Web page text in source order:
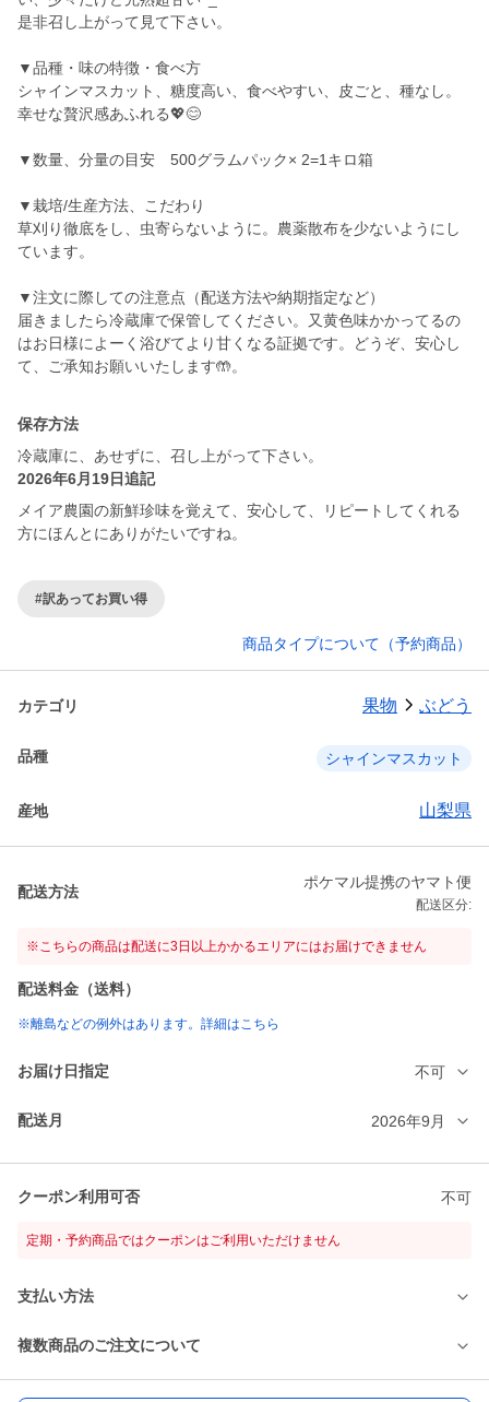
是非召し上がって見て下さい。
▼品種・味の特徴・食べ方
シャインマスカット、糖度高い、食べやすい、皮ごと、種なし。
幸せな贅沢感あふれる💖😊
▼数量、分量の目安 500グラムパック× 2=1キロ箱
▼栽培/生産方法、こだわり
草刈り徹底をし、虫寄らないように。農薬散布を少ないようにし
ています。
▼注文に際しての注意点（配送方法や納期指定など）
届きましたら冷蔵庫で保管してください。又黄色味かかってるの
はお日様によーく浴びてより甘くなる証拠です。どうぞ、安心し
て、ご承知お願いいたします🤲。
保存方法
冷蔵庫に、あせずに、召し上がって下さい。
2026年6月19日追記
メイア農園の新鮮珍味を覚えて、安心して、リピートしてくれる
方にほんとにありがたいですね。
#訳あってお買い得
商品タイプについて（予約商品）
カテゴリ 果物 ぶどう
品種 シャインマスカット
産地 山梨県
配送方法
ポケマル提携のヤマト便
配送区分:
※こちらの商品は配送に3日以上かかるエリアにはお届けできません
配送料金（送料）
※離島などの例外はあります。詳細はこちら
お届け日指定 不可
配送月 2026年9月
クーポン利用可否 不可
定期・予約商品ではクーポンはご利用いただけません
支払い方法
複数商品のご注文について